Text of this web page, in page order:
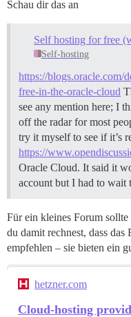
Schau dir das an
Self hosting for free
Self-hosting
https://blogs.oracle.com/
free-in-the-oracle-cloud
see any mention here; I
off the radar for most
try it myself to see if it’s
https://
Oracle Cloud. It said it
account but I had to
Für ein kleines Forum
du damit rechnest, dass
empfehlen – sie bieten ein
hetzner.com
Cloud-hosting